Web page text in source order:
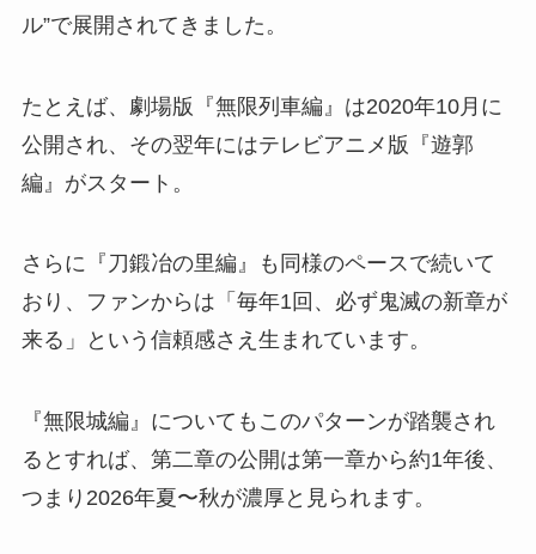
ル”で展開されてきました。
たとえば、劇場版『無限列車編』は2020年10月に
公開され、その翌年にはテレビアニメ版『遊郭
編』がスタート。
さらに『刀鍛冶の里編』も同様のペースで続いて
おり、ファンからは「毎年1回、必ず鬼滅の新章が
来る」という信頼感さえ生まれています。
『無限城編』についてもこのパターンが踏襲され
るとすれば、第二章の公開は第一章から約1年後、
つまり2026年夏〜秋が濃厚と見られます。